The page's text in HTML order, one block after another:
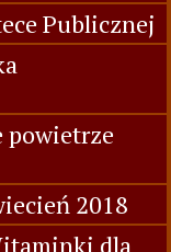
Publicznej
powietrze
2018
dla